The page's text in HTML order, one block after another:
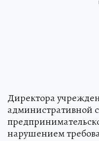
Директора
административной
нарушением